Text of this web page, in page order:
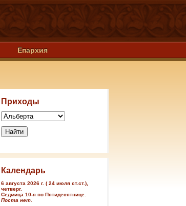
Епархия
Приходы
Календарь
6 августа 2026 г. ( 24 июля ст.ст.),
четверг.
Седмица 10-я по Пятидесятнице.
Поста нет.